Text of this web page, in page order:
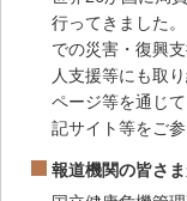
行ってきました
での災害・復興
人支援等にも取
ページ等を通じ
記サイト等をご参
報道機関の皆さ